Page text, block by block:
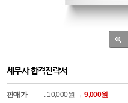
세무사 합격전략서
판매가 :10,000원 →9,000원